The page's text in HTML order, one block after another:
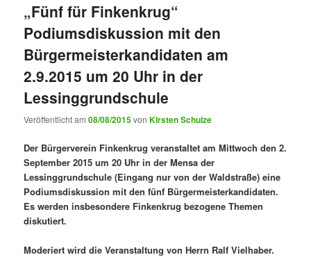
„Fünf für Finkenkrug“
Podiumsdiskussion mit den
Bürgermeisterkandidaten am
2.9.2015 um 20 Uhr in der
Lessinggrundschule
Veröffentlicht am08/08/2015vonKirsten Schulze
Der Bürgerverein Finkenkrug veranstaltet am Mittwoch den 2.
September 2015 um 20 Uhr in der Mensa der
Lessinggrundschule (Eingang nur von der Waldstraße) eine
Podiumsdiskussion mit den fünf Bürgermeisterkandidaten.
Es werden insbesondere Finkenkrug bezogene Themen
diskutiert.
Moderiert wird die Veranstaltung von Herrn Ralf Vielhaber.